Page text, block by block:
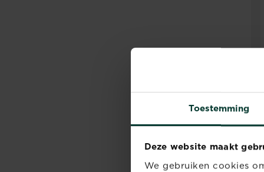
Toestemming
Deze website maakt
We gebruiken cookies